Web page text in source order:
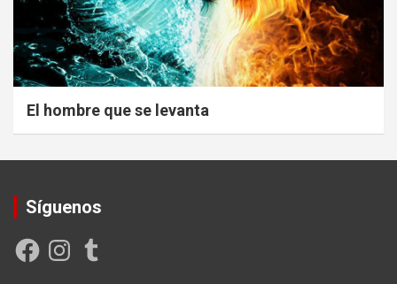
El hombre que se levanta
Síguenos
FacebookInstagramTumblr